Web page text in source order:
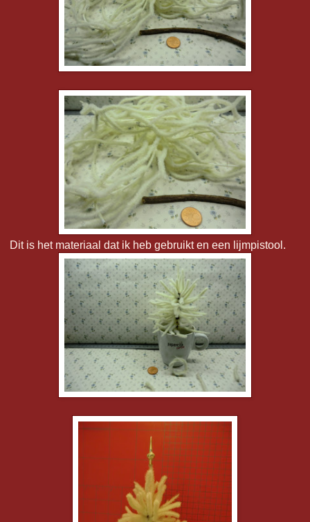
Dit is het materiaal dat ik heb gebruikt en een lijmpistool.